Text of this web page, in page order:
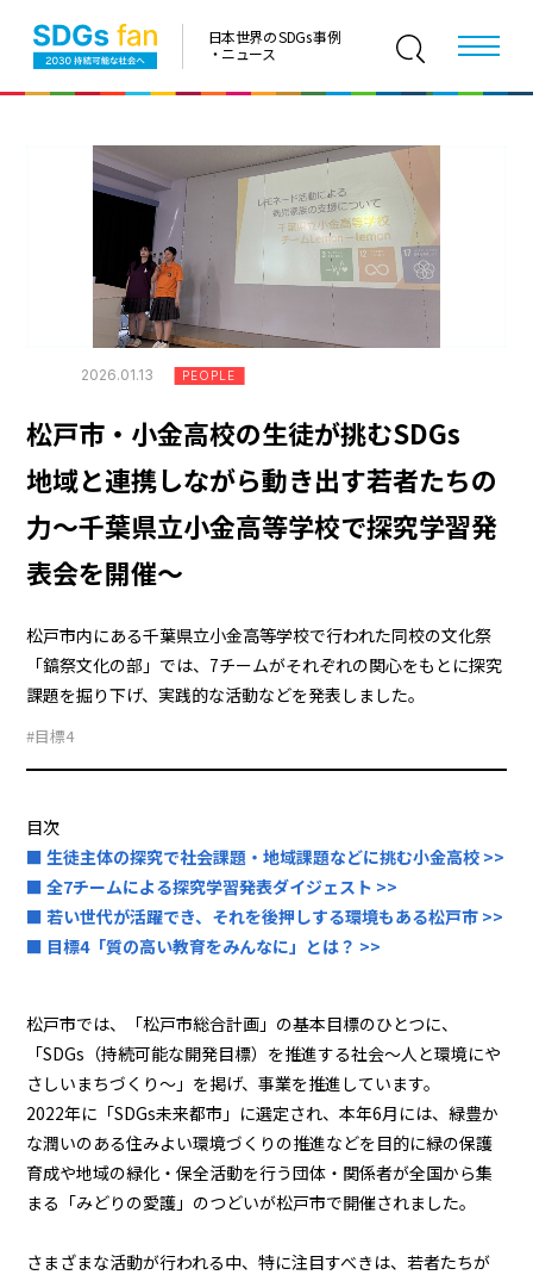
日本世界の SDGs 事例
・ニュース
2026.01.13 PEOPLE
松戸市・小金高校の生徒が挑むSDGs
地域と連携しながら動き出す若者たちの
力～千葉県立小金高等学校で探究学習発
表会を開催～
松戸市内にある千葉県立小金高等学校で行われた同校の文化祭
「鎬祭文化の部」では、7チームがそれぞれの関心をもとに探究
課題を掘り下げ、実践的な活動などを発表しました。
#目標4
目次
■ 生徒主体の探究で社会課題・地域課題などに挑む小金高校 >>
■ 全7チームによる探究学習発表ダイジェスト >>
■ 若い世代が活躍でき、それを後押しする環境もある松戸市 >>
■ 目標4「質の高い教育をみんなに」とは？ >>
松戸市では、「松戸市総合計画」の基本目標のひとつに、
「SDGs（持続可能な開発目標）を推進する社会～人と環境にや
さしいまちづくり～」を掲げ、事業を推進しています。
2022年に「SDGs未来都市」に選定され、本年6月には、緑豊か
な潤いのある住みよい環境づくりの推進などを目的に緑の保護
育成や地域の緑化・保全活動を行う団体・関係者が全国から集
まる「みどりの愛護」のつどいが松戸市で開催されました。
さまざまな活動が行われる中、特に注目すべきは、若者たちが